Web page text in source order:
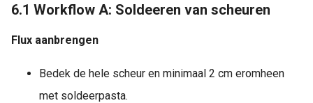
6.1 Workflow A: Soldeeren van scheuren
Flux aanbrengen
Bedek de hele scheur en minimaal 2 cm eromheen
met soldeerpasta.